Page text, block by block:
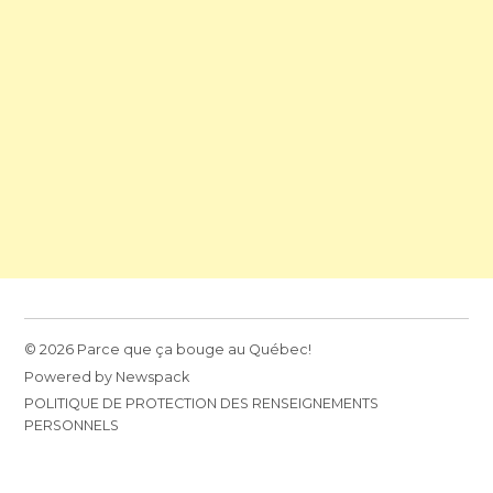
© 2026 Parce que ça bouge au Québec!
Powered by Newspack
POLITIQUE DE PROTECTION DES RENSEIGNEMENTS
PERSONNELS